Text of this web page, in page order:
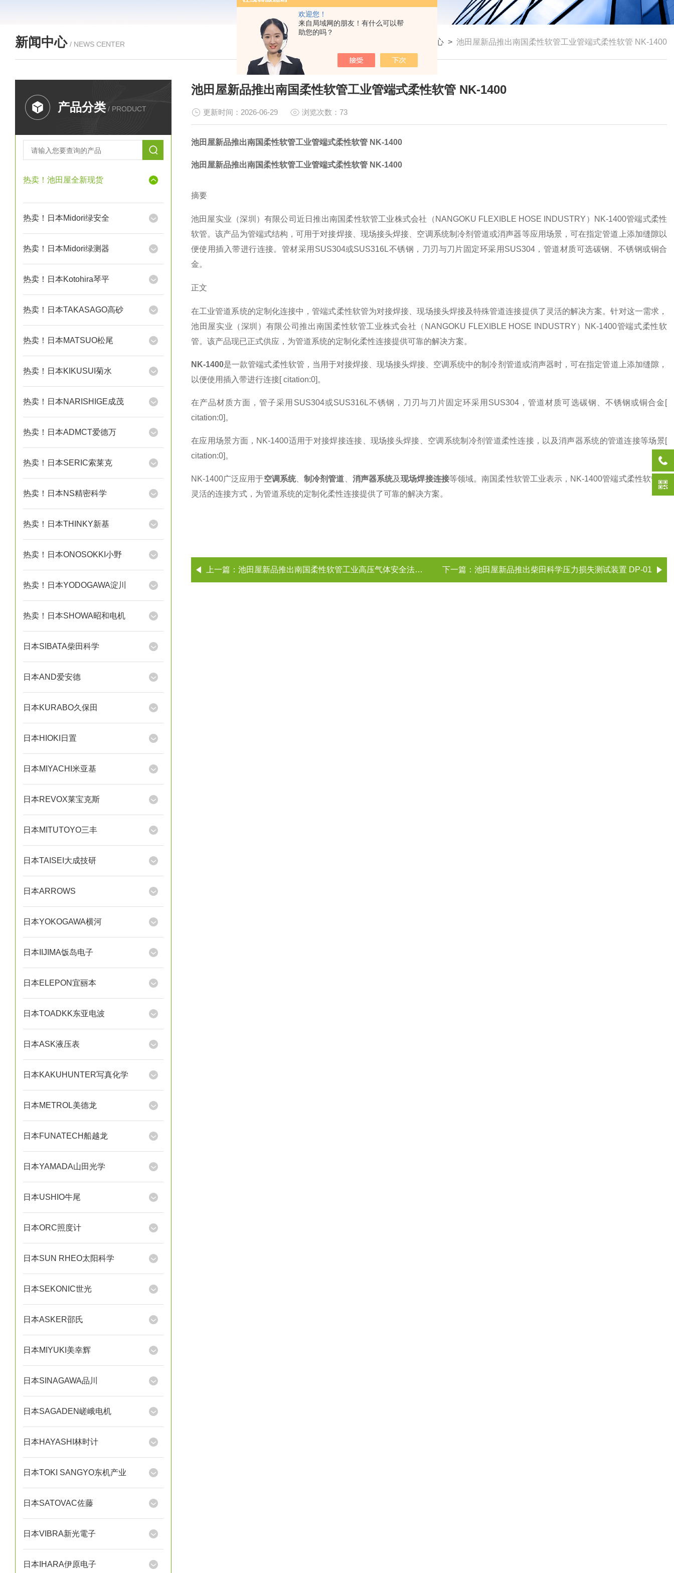
欢迎您！
来自局域网的朋友！有什么可以帮
助您的吗？
新闻中心 / NEWS CENTER 新闻中心 > 池田屋新品推出南国柔性软管工业管端式柔性软管 NK-1400
产品分类 / PRODUCT
热卖！池田屋全新现货
热卖！日本Midori绿安全
热卖！日本Midori绿测器
热卖！日本Kotohira琴平
热卖！日本TAKASAGO高砂
热卖！日本MATSUO松尾
热卖！日本KIKUSUI菊水
热卖！日本NARISHIGE成茂
热卖！日本ADMCT爱德万
热卖！日本SERIC索莱克
热卖！日本NS精密科学
热卖！日本THINKY新基
热卖！日本ONOSOKKI小野
热卖！日本YODOGAWA淀川
热卖！日本SHOWA昭和电机
日本SIBATA柴田科学
日本AND爱安德
日本KURABO久保田
日本HIOKI日置
日本MIYACHI米亚基
日本REVOX莱宝克斯
日本MITUTOYO三丰
日本TAISEI大成技研
日本ARROWS
日本YOKOGAWA横河
日本IIJIMA饭岛电子
日本ELEPON宜丽本
日本TOADKK东亚电波
日本ASK液压表
日本KAKUHUNTER写真化学
日本METROL美德龙
日本FUNATECH船越龙
日本YAMADA山田光学
日本USHIO牛尾
日本ORC照度计
日本SUN RHEO太阳科学
日本SEKONIC世光
日本ASKER邵氏
日本MIYUKI美幸辉
日本SINAGAWA品川
日本SAGADEN嵯峨电机
日本HAYASHI林时计
日本TOKI SANGYO东机产业
日本SATOVAC佐藤
日本VIBRA新光電子
日本IHARA伊原电子
池田屋新品推出南国柔性软管工业管端式柔性软管 NK-1400
更新时间：2026-06-29 浏览次数：73
池田屋新品推出南国柔性软管工业管端式柔性软管 NK-1400
池田屋新品推出南国柔性软管工业管端式柔性软管 NK-1400
摘要
池田屋实业（深圳）有限公司近日推出南国柔性软管工业株式会社（NANGOKU FLEXIBLE HOSE INDUSTRY）NK-1400管端式柔性
软管。该产品为管端式结构，可用于对接焊接、现场接头焊接、空调系统制冷剂管道或消声器等应用场景，可在指定管道上添加缝隙以
便使用插入带进行连接。管材采用SUS304或SUS316L不锈钢，刀刃与刀片固定环采用SUS304，管道材质可选碳钢、不锈钢或铜合
金。
正文
在工业管道系统的定制化连接中，管端式柔性软管为对接焊接、现场接头焊接及特殊管道连接提供了灵活的解决方案。针对这一需求，
池田屋实业（深圳）有限公司推出南国柔性软管工业株式会社（NANGOKU FLEXIBLE HOSE INDUSTRY）NK-1400管端式柔性软
管。该产品现已正式供应，为管道系统的定制化柔性连接提供可靠的解决方案。
NK-1400是一款管端式柔性软管，当用于对接焊接、现场接头焊接、空调系统中的制冷剂管道或消声器时，可在指定管道上添加缝隙，
以便使用插入带进行连接[ citation:0]。
在产品材质方面，管子采用SUS304或SUS316L不锈钢，刀刃与刀片固定环采用SUS304，管道材质可选碳钢、不锈钢或铜合金[
citation:0]。
在应用场景方面，NK-1400适用于对接焊接连接、现场接头焊接、空调系统制冷剂管道柔性连接，以及消声器系统的管道连接等场景[
citation:0]。
NK-1400广泛应用于空调系统、制冷剂管道 消声器系统及现场焊接连接等领域。南国柔性软管工业表示，NK-1400管端式柔性软管以
灵活的连接方式，为管道系统的定制化柔性连接提供了可靠的解决方案。
上一篇： 池田屋新品推出南国柔性软管工业高压气体安全法适用柔性软管 NK-HPG 下一篇： 池田屋新品推出柴田科学压力损失测试装置 DP-01